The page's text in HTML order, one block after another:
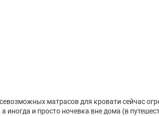
матрасов для кровати сейчас
и просто ночевка вне дома (в